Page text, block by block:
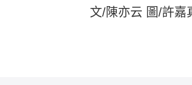
文/陳亦云 圖/許嘉